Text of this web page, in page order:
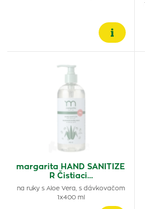
margarita HAND SANITIZE
R Čistiaci…
na ruky s Aloe Vera, s dávkovačom
1x400 ml